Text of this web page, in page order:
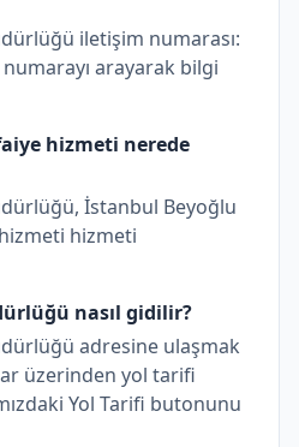
iletişim numarası:
arayarak bilgi
hizmeti nerede
İstanbul Beyoğlu
hizmeti
nasıl gidilir?
adresine ulaşmak
üzerinden yol tarifi
Yol Tarifi butonunu